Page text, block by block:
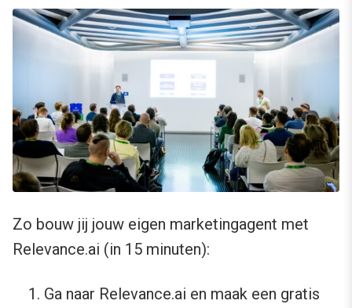
Zo bouw jij jouw eigen marketingagent met
Relevance.ai (in 15 minuten):
Ga naar Relevance.ai en maak een gratis